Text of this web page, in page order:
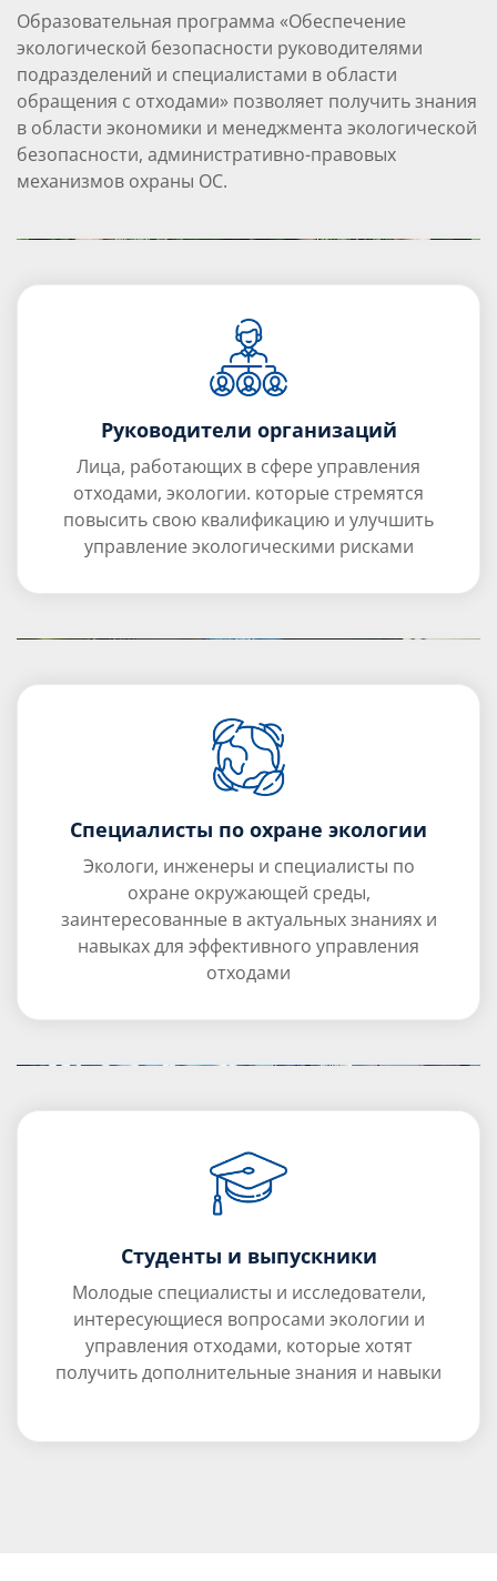
Образовательная программа «Обеспечение
экологической безопасности руководителями
подразделений и специалистами в области
обращения с отходами» позволяет получить знания
в области экономики и менеджмента экологической
безопасности, административно-правовых
механизмов охраны ОС.
Руководители организаций
Лица, работающих в сфере управления
отходами, экологии. которые стремятся
повысить свою квалификацию и улучшить
управление экологическими рисками
Специалисты по охране экологии
Экологи, инженеры и специалисты по
охране окружающей среды,
заинтересованные в актуальных знаниях и
навыках для эффективного управления
отходами
Студенты и выпускники
Молодые специалисты и исследователи,
интересующиеся вопросами экологии и
управления отходами, которые хотят
получить дополнительные знания и навыки